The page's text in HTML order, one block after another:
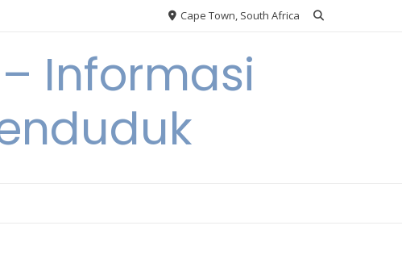
Cape Town, South Africa
– Informasi